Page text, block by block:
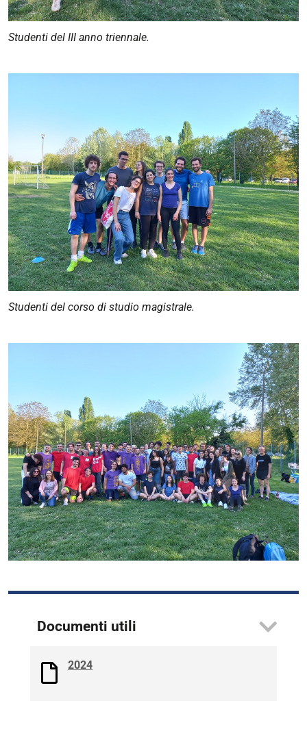
Studenti del III anno triennale.
Studenti del corso di studio magistrale.
Documenti utili
2024